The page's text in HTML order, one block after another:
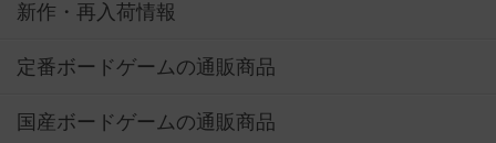
新作・再入荷情報
定番ボードゲームの通販商品
国産ボードゲームの通販商品